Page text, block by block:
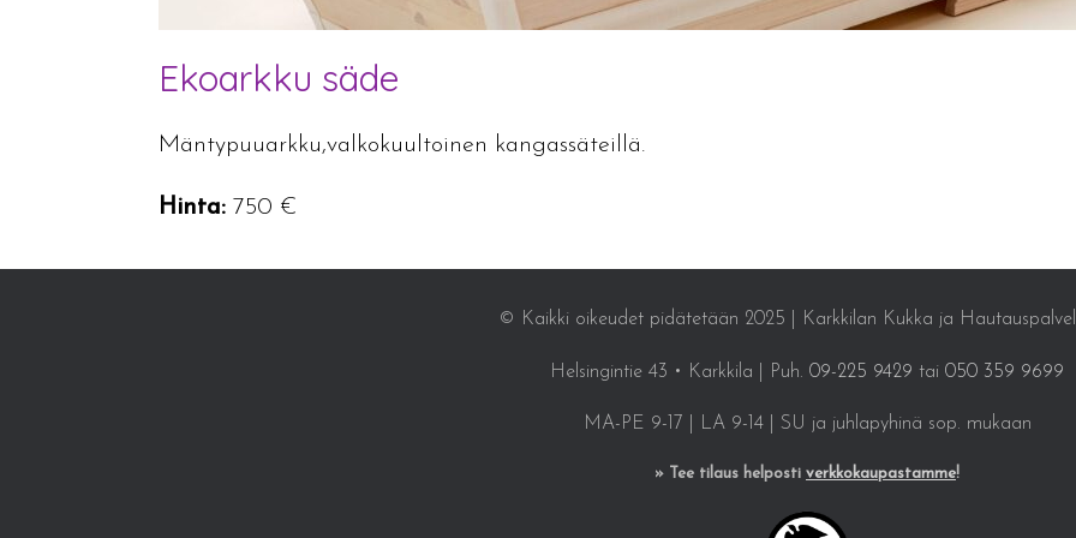
Ekoarkku säde
Mäntypuuarkku,valkokuultoinen kangassäteillä.
Hinta: 750 €
© Kaikki oikeudet pidätetään 2025 | Karkkilan Kukka ja
Helsingintie 43 • Karkkila | Puh. 09-225 9429 tai 050 359 9699
MA-PE 9-17 | LA 9-14 | SU ja juhlapyhinä sop. mukaan
» Tee tilaus helposti verkkokaupastamme!